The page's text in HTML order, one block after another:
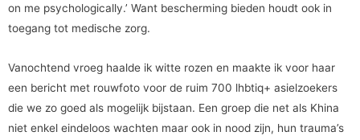
on me psychologically.’ Want bescherming bieden houdt ook in
toegang tot medische zorg.
Vanochtend vroeg haalde ik witte rozen en maakte ik voor haar
een bericht met rouwfoto voor de ruim 700 lhbtiq+ asielzoekers
die we zo goed als mogelijk bijstaan. Een groep die net als Khina
niet enkel eindeloos wachten maar ook in nood zijn, hun trauma’s